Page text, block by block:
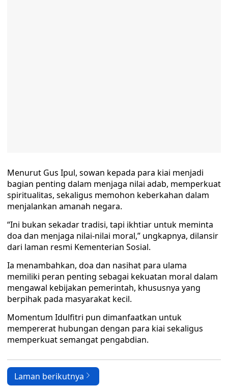
Menurut Gus Ipul, sowan kepada para kiai menjadi
bagian penting dalam menjaga nilai adab, memperkuat
spiritualitas, sekaligus memohon keberkahan dalam
menjalankan amanah negara.
“Ini bukan sekadar tradisi, tapi ikhtiar untuk meminta
doa dan menjaga nilai-nilai moral,” ungkapnya, dilansir
dari laman resmi Kementerian Sosial.
Ia menambahkan, doa dan nasihat para ulama
memiliki peran penting sebagai kekuatan moral dalam
mengawal kebijakan pemerintah, khususnya yang
berpihak pada masyarakat kecil.
Momentum Idulfitri pun dimanfaatkan untuk
mempererat hubungan dengan para kiai sekaligus
memperkuat semangat pengabdian.
Laman berikutnya